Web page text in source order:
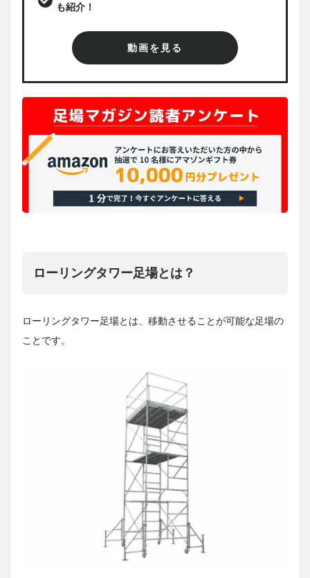
も紹介！
動画を見る
ローリングタワー足場とは？
ローリングタワー足場とは、移動させることが可能な足場の
ことです。